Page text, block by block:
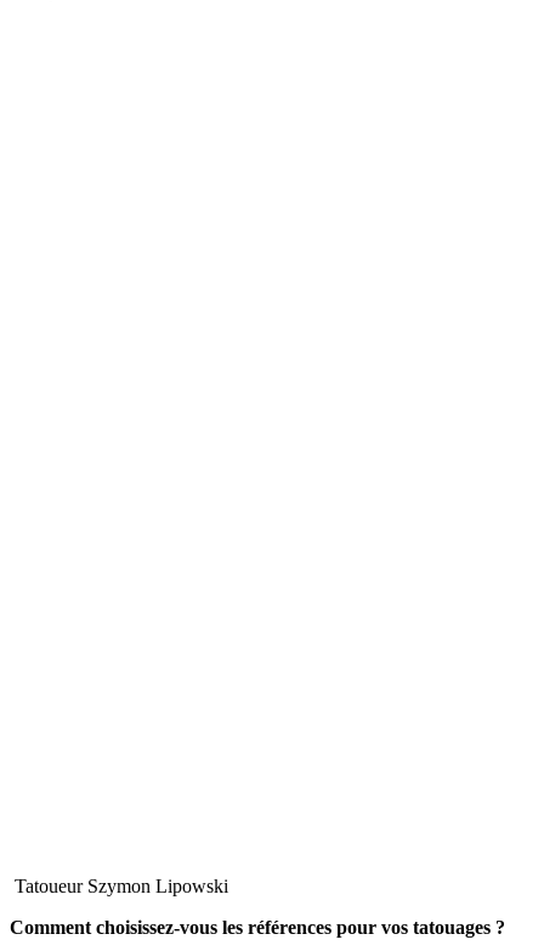
Tatoueur Szymon Lipowski
Comment choisissez-vous les références pour vos tatouages ?